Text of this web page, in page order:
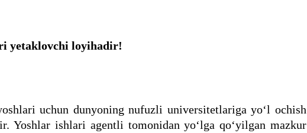
yetaklovchi loyihadir!
uchun dunyoning nufuzli universitetlariga yo‘l ochish
Yoshlar ishlari agentli tomonidan yo‘lga qo‘yilgan mazkur